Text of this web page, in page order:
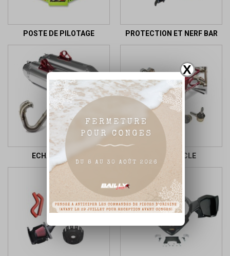
X
POSTE DE PILOTAGE PROTECTION ET NERF BAR
ECHAPPEMENT PARTIE CYCLE